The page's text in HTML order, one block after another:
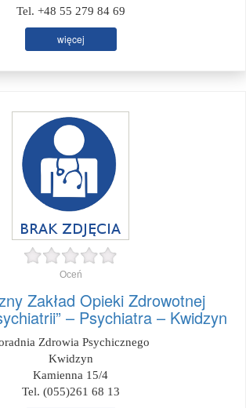
Tel. +48 55 279 84 69
więcej
Oceń
Zakład Opieki Zdrowotnej
– Psychiatra – Kwidzyn
Zdrowia Psychicznego
Kwidzyn
Kamienna 15/4
Tel. (055)261 68 13